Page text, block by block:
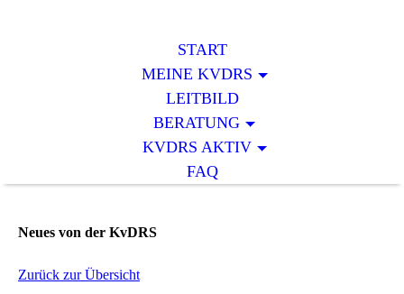
START
MEINE KVDRS
LEITBILD
BERATUNG
KVDRS AKTIV
FAQ
Neues von der KvDRS
Zurück zur Übersicht